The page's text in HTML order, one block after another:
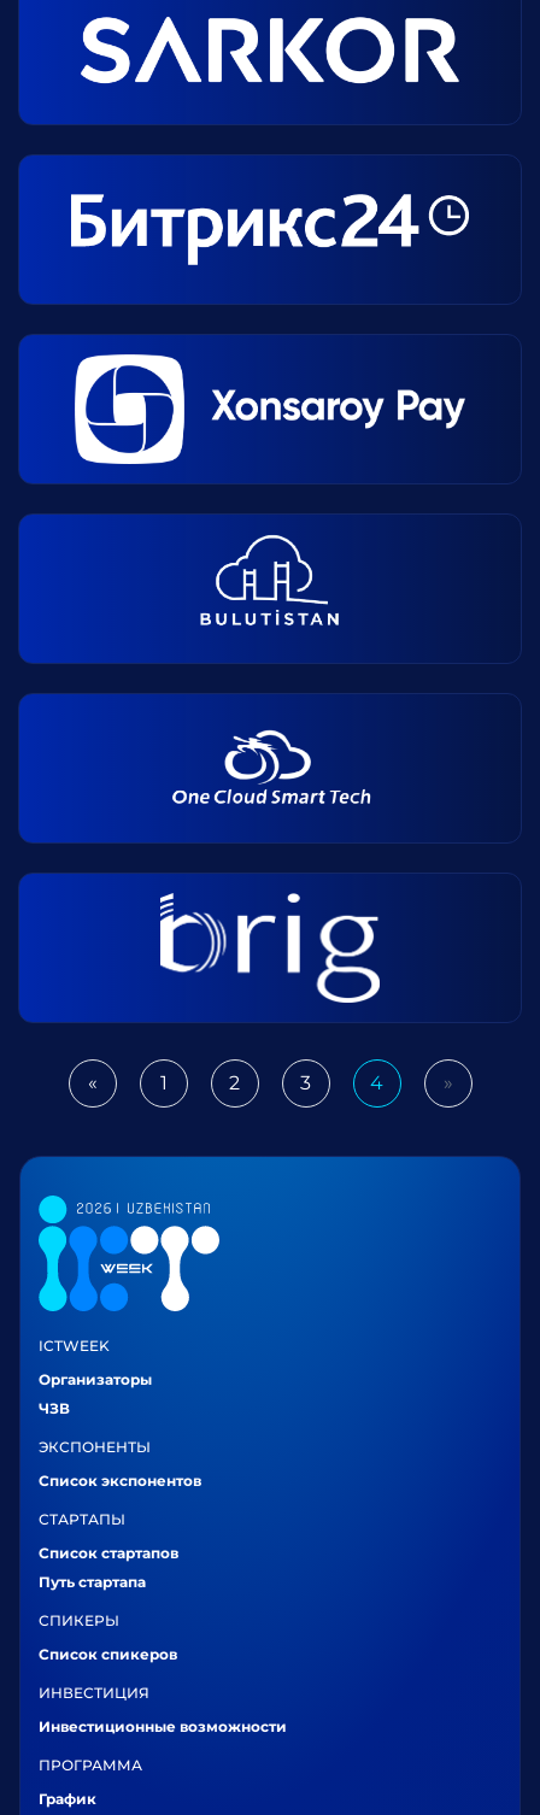
«Previous1 2 3 4 »Next
ICTWEEK
Организаторы
ЧЗВ
ЭКСПОНЕНТЫ
Список экспонентов
СТАРТАПЫ
Список стартапов
Путь стартапа
СПИКЕРЫ
Список спикеров
ИНВЕСТИЦИЯ
Инвестиционные возможности
ПРОГРАММА
График